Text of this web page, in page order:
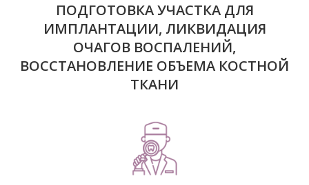
ПОДГОТОВКА УЧАСТКА ДЛЯ
ИМПЛАНТАЦИИ, ЛИКВИДАЦИЯ
ОЧАГОВ ВОСПАЛЕНИЙ,
ВОССТАНОВЛЕНИЕ ОБЪЕМА КОСТНОЙ
ТКАНИ